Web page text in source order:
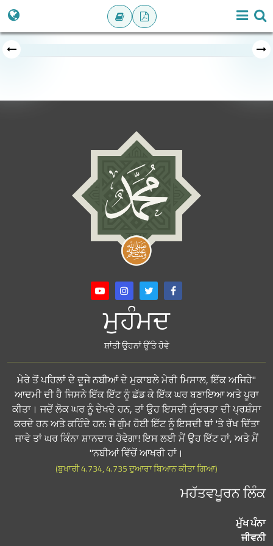
ਮੁਹੰਮਦ
ਸ਼ਾਂਤੀ ਉਹਨਾਂ ਉੱਤੇ ਹੋਵੇ
"ਮੇਰੇ ਤੋਂ ਪਹਿਲਾਂ ਦੇ ਦੂਜੇ ਨਬੀਆਂ ਦੇ ਮੁਕਾਬਲੇ ਮੇਰੀ ਮਿਸਾਲ, ਇੱਕ ਅਜਿਹੇ
ਆਦਮੀ ਦੀ ਹੈ ਜਿਸਨੇ ਇੱਕ ਇੱਟ ਨੂੰ ਛੱਡ ਕੇ ਇੱਕ ਘਰ ਬਣਾਇਆ ਅਤੇ ਪੂਰਾ
ਕੀਤਾ। ਜਦੋਂ ਲੋਕ ਘਰ ਨੂੰ ਦੇਖਦੇ ਹਨ, ਤਾਂ ਉਹ ਇਸਦੀ ਸੁੰਦਰਤਾ ਦੀ ਪ੍ਰਸ਼ੰਸਾ
ਕਰਦੇ ਹਨ ਅਤੇ ਕਹਿੰਦੇ ਹਨ: ਜੇ ਗੁੰਮ ਹੋਈ ਇੱਟ ਨੂੰ ਇਸਦੀ ਥਾਂ 'ਤੇ ਰੱਖ ਦਿੱਤਾ
ਜਾਵੇ ਤਾਂ ਘਰ ਕਿੰਨਾ ਸ਼ਾਨਦਾਰ ਹੋਵੇਗਾ! ਇਸ ਲਈ ਮੈਂ ਉਹ ਇੱਟ ਹਾਂ, ਅਤੇ ਮੈਂ
ਨਬੀਆਂ ਵਿੱਚੋਂ ਆਖਰੀ ਹਾਂ।"
(ਬੁਖਾਰੀ 4.734, 4.735 ਦੁਆਰਾ ਬਿਆਨ ਕੀਤਾ ਗਿਆ)
ਮਹੱਤਵਪੂਰਨ ਲਿੰਕ
ਮੁੱਖ ਪੰਨਾ
ਜੀਵਨੀ